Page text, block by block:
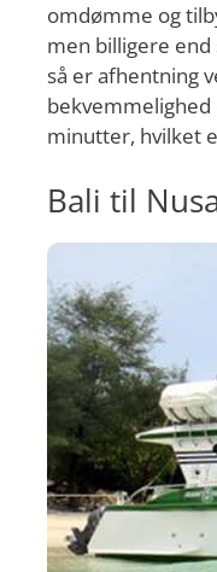
omdømme og
men billigere
så er afhentning
bekvemmelighed
minutter, hvilket
Bali til